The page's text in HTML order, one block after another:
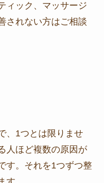
ィック、マッサージ
されない方はご相談
、1つとは限りませ
人ほど複数の原因が
す。それを1つずつ整